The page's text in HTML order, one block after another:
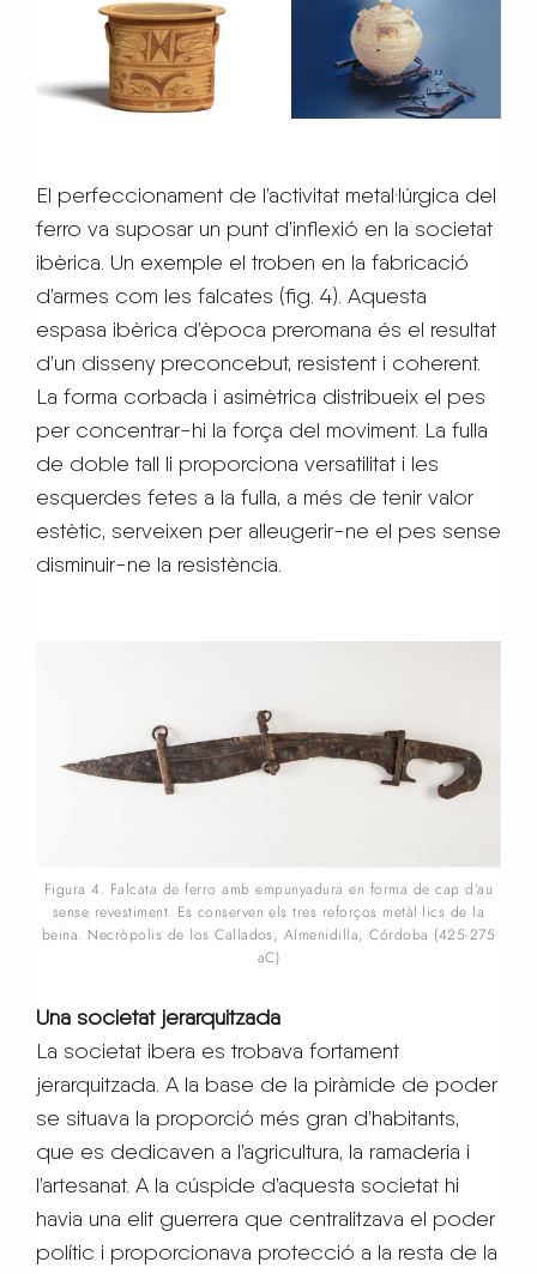
El perfeccionament de l’activitat metal·lúrgica del
ferro va suposar un punt d’inflexió en la societat
ibèrica. Un exemple el troben en la fabricació
d’armes com les falcates (fig. 4). Aquesta
espasa ibèrica d’època preromana és el resultat
d’un disseny preconcebut, resistent i coherent.
La forma corbada i asimètrica distribueix el pes
per concentrar-hi la força del moviment. La fulla
de doble tall li proporciona versatilitat i les
esquerdes fetes a la fulla, a més de tenir valor
estètic, serveixen per alleugerir-ne el pes sense
disminuir-ne la resistència.
Figura 4. Falcata de ferro amb empunyadura en forma de cap d’au
sense revestiment. Es conserven els tres reforços metàl·lics de la
beina. Necròpolis de los Callados, Almenidilla, Córdoba (425-275
aC)
Una societat jerarquitzada
La societat ibera es trobava fortament
jerarquitzada. A la base de la piràmide de poder
se situava la proporció més gran d’habitants,
que es dedicaven a l’agricultura, la ramaderia i
l’artesanat. A la cúspide d’aquesta societat hi
havia una elit guerrera que centralitzava el poder
polític i proporcionava protecció a la resta de la